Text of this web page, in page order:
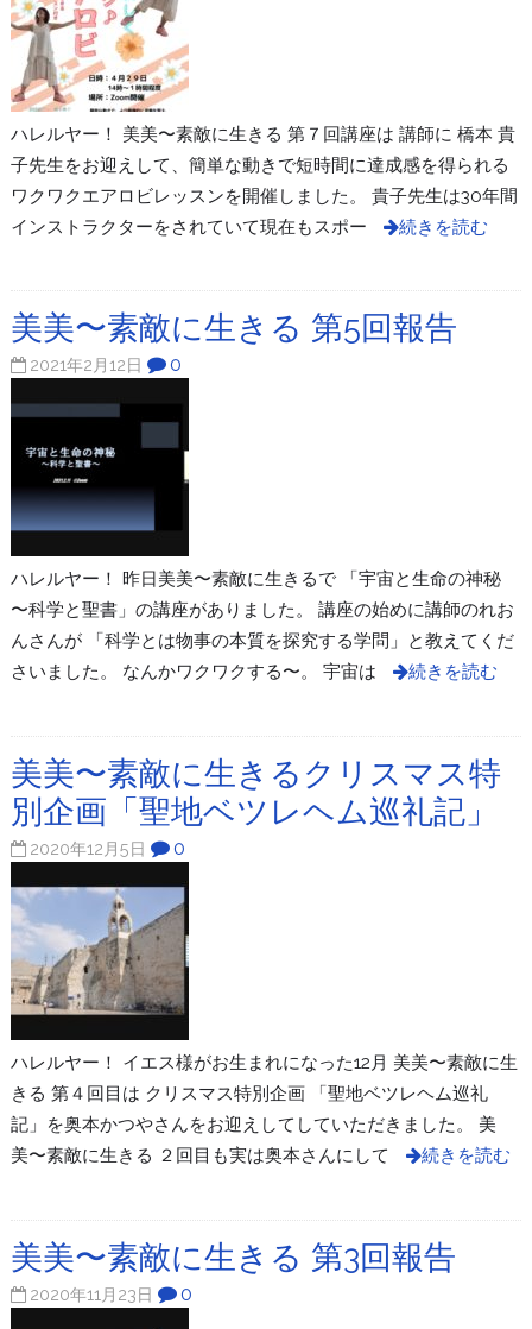
ハレルヤー！ 美美〜素敵に生きる 第７回講座は 講師に 橋本 貴
子先生をお迎えして、簡単な動きで短時間に達成感を得られる
ワクワクエアロビレッスンを開催しました。 貴子先生は30年間
インストラクターをされていて現在もスポー
続きを読む
美美〜素敵に生きる 第5回報告
2021年2月12日 0
ハレルヤー！ 昨日美美〜素敵に生きるで 「宇宙と生命の神秘
〜科学と聖書」の講座がありました。 講座の始めに講師のれお
んさんが 「科学とは物事の本質を探究する学問」と教えてくだ
さいました。 なんかワクワクする〜。 宇宙は
続きを読む
美美〜素敵に生きるクリスマス特
別企画「聖地ベツレヘム巡礼記」
2020年12月5日 0
ハレルヤー！ イエス様がお生まれになった12月 美美〜素敵に生
きる 第４回目は クリスマス特別企画 「聖地ベツレヘム巡礼
記」を奥本かつやさんをお迎えしてしていただきました。 美
美〜素敵に生きる ２回目も実は奥本さんにして
続きを読む
美美〜素敵に生きる 第3回報告
2020年11月23日 0